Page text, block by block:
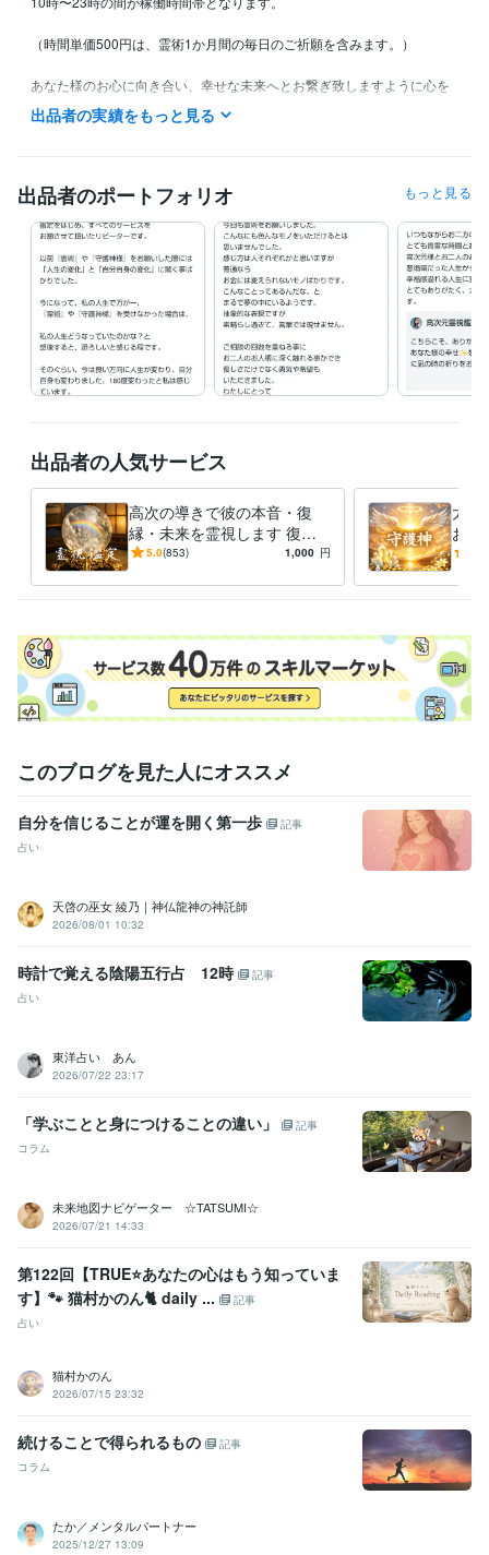
（時間単価500円は、霊術1か月間の毎日のご祈願を含みます。）
あなた様のお心に向き合い、幸せな未来へとお繋ぎ致しますように心を
込めて鑑定させていただきます。
✨高次元様からの今日のお言葉✨や✨神宿る言の葉✨などをココナラブロ
グにアップしています。
経験職種
ライフスタイル・その他 / 占い師 経験年数 : 9年
ライフスタイル・その他 / 講師・インストラクター 経験年数 : 15年
ライフスタイル・その他 / カウンセラー・コーチ 経験年数 : 9年
ライフスタイル・その他 / アドバイザー 経験年数 : 15年
大手出版社主催　童話大賞 大手企業主催　絵画大賞 大手企業主催
作詞大賞　佳作
ココナラ　レギュラーランク
ンク ココナラ　ゴールドランク
資格・検定
実用英語技能検定2級 取得年 : 2014年
国際秘書検定（CBS） 取得年 : 2010年
その他ツール
得意分野
占い 高次元霊視鑑定致します。 霊力覚醒
不倫 浮気 セックスレス 同性愛
片思い
ママ友
子育て
英語 日常会話レベル
出品者の実績をもっと見る
出品者のポートフォリオ もっと見る
出品者の人気サービス
高次の導きで彼の本音・復
縁・未来を霊視します 復
縁・彼の気持ち・音信不通を
5.0(853) 1,000 円
太古
お守
魂が
わら
このブログを見た人にオススメ
自分を信じることが運を開く第一歩
記事
占い
天啓の巫女 綾乃｜神仏龍神の神託師
2026/08/01 10:32
時計で覚える陰陽五行占 12時
記事
占い
東洋占い あん
2026/07/22 23:17
「学ぶことと身につけることの違い」
記事
コラム
未来地図ナビゲーター ☆TATSUMI☆
2026/07/21 14:33
第122回【TRUE⭐️あなたの心はもう知っていま
す】🐾 猫村かのん🐈 daily ...
記事
占い
猫村かのん
2026/07/15 23:32
続けることで得られるもの
記事
コラム
たか／メンタルパートナー
2025/12/27 13:09